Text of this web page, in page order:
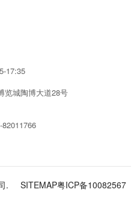
17:35
览城陶博大道28号
司. SITEMAP粤ICP备10082567